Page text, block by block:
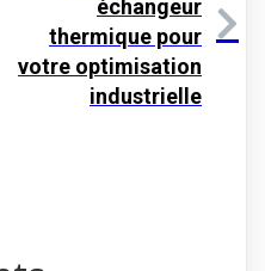
échangeur
thermique pour
votre optimisation
industrielle